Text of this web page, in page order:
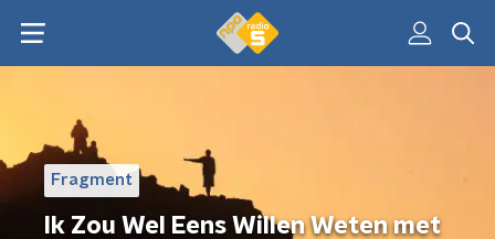
Fragment
Ik Zou Wel Eens Willen Weten met